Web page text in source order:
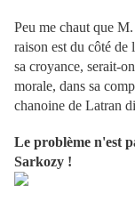
Peu me chaut que
raison est du côté
sa croyance, serait-
morale, dans sa
chanoine de Latran
Le problème n'est
Sarkozy !